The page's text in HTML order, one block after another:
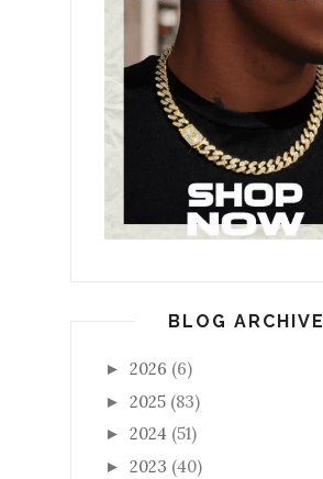
BLOG ARCHIVE
► 2026 (6)
► 2025 (83)
► 2024 (51)
► 2023 (40)